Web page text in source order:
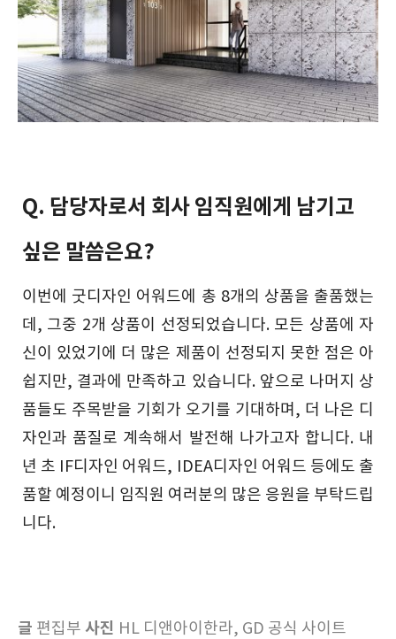
Q. 담당자로서 회사 임직원에게 남기고
싶은 말씀은요?
이번에 굿디자인 어워드에 총 8개의 상품을 출품했는
데, 그중 2개 상품이 선정되었습니다. 모든 상품에 자
신이 있었기에 더 많은 제품이 선정되지 못한 점은 아
쉽지만, 결과에 만족하고 있습니다. 앞으로 나머지 상
품들도 주목받을 기회가 오기를 기대하며, 더 나은 디
자인과 품질로 계속해서 발전해 나가고자 합니다. 내
년 초 IF디자인 어워드, IDEA디자인 어워드 등에도 출
품할 예정이니 임직원 여러분의 많은 응원을 부탁드립
니다.
글 편집부 사진 HL 디앤아이한라, GD 공식 사이트